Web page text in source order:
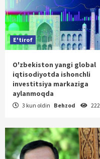
E'tirof
O'zbekiston yangi global
iqtisodiyotda ishonchli
investitsiya markaziga
aylanmoqda
3 kun oldin Behzod 222